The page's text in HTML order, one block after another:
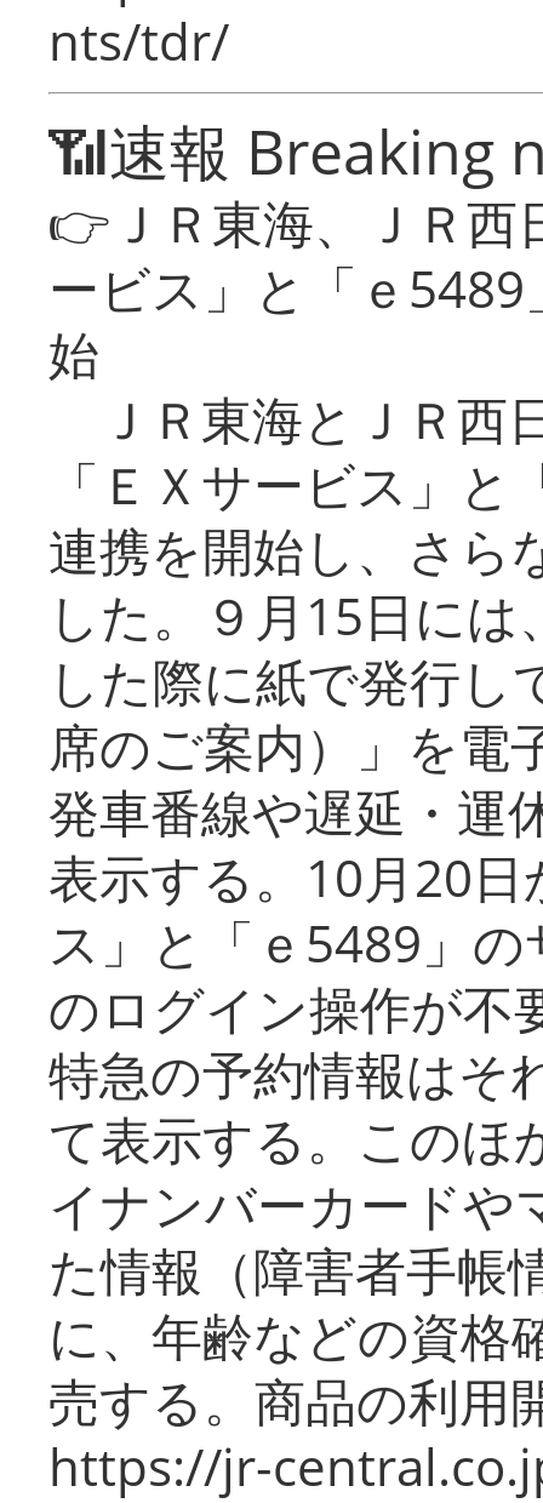
nts/tdr/
📶速報 Breaking
👉ＪＲ東海、ＪＲ
ービス」と「ｅ
始
ＪＲ東海とＪＲ西
「ＥＸサービス」
連携を開始し、さら
した。９月15日に
した際に紙で発行し
席のご案内）」を電
発車番線や遅延・運
表示する。10月20
ス」と「ｅ5489」
のログイン操作が不
特急の予約情報はそ
て表示する。このほ
イナンバーカードや
た情報（障害者手帳
に、年齢などの資格
売する。商品の利用
https://jr-